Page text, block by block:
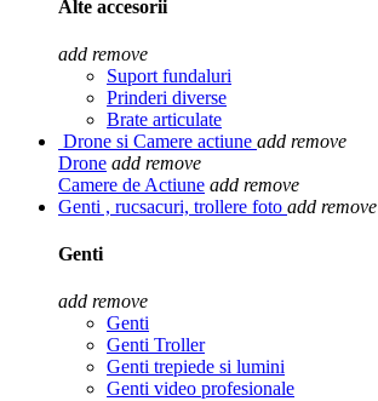
Alte accesorii
add remove
Suport fundaluri
Prinderi diverse
Brate articulate
Drone si Camere actiune add remove
Drone add remove
Camere de Actiune add remove
Genti , rucsacuri, trollere foto add remove
Genti
add remove
Genti
Genti Troller
Genti trepiede si lumini
Genti video profesionale